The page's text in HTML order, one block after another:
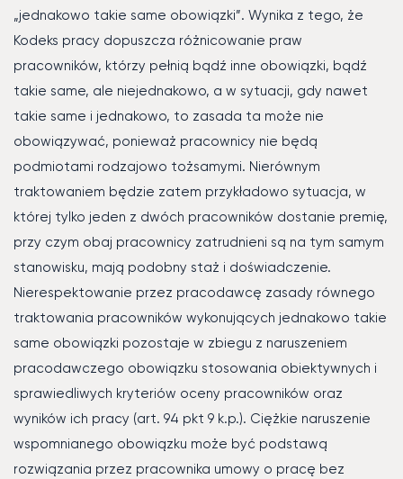
„jednakowo takie same obowiązki”. Wynika z tego, że
Kodeks pracy dopuszcza różnicowanie praw
pracowników, którzy pełnią bądź inne obowiązki, bądź
takie same, ale niejednakowo, a w sytuacji, gdy nawet
takie same i jednakowo, to zasada ta może nie
obowiązywać, ponieważ pracownicy nie będą
podmiotami rodzajowo tożsamymi. Nierównym
traktowaniem będzie zatem przykładowo sytuacja, w
której tylko jeden z dwóch pracowników dostanie premię,
przy czym obaj pracownicy zatrudnieni są na tym samym
stanowisku, mają podobny staż i doświadczenie.
Nierespektowanie przez pracodawcę zasady równego
traktowania pracowników wykonujących jednakowo takie
same obowiązki pozostaje w zbiegu z naruszeniem
pracodawczego obowiązku stosowania obiektywnych i
sprawiedliwych kryteriów oceny pracowników oraz
wyników ich pracy (art. 94 pkt 9 k.p.). Ciężkie naruszenie
wspomnianego obowiązku może być podstawą
rozwiązania przez pracownika umowy o pracę bez